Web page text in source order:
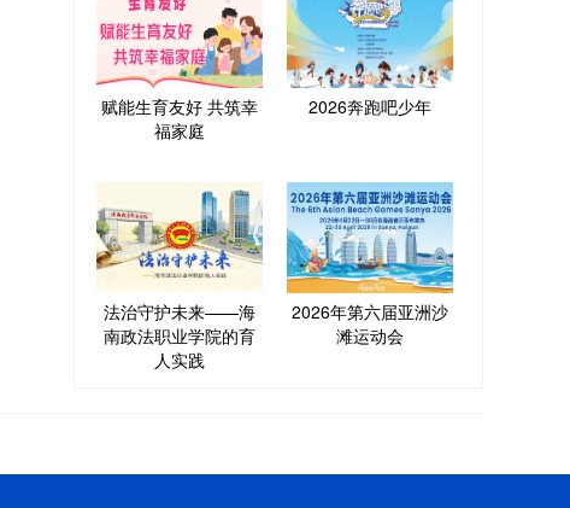
赋能生育友好 共筑幸
福家庭
2026奔跑吧少年
法治守护未来——海
南政法职业学院的育
人实践
2026年第六届亚洲沙
滩运动会